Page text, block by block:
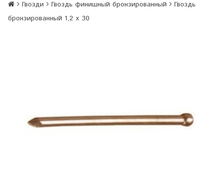
Гвозди Гвоздь финишный бронзированный
Гвоздь
бронзированный 1,2 х 30